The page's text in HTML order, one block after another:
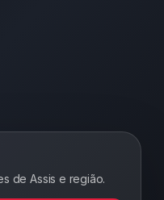
de Assis e região.